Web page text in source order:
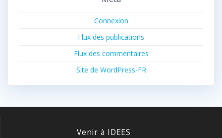
Connexion
Flux des publications
Flux des commentaires
Site de WordPress-FR
Venir à IDEES